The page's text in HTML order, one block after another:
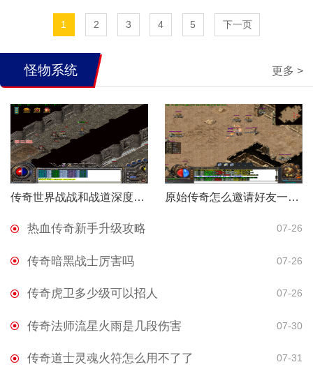
轻
1 2 3 4 5 下一页
怪物系统 更多 >
传奇世界战战和战道深度解析 原始传奇怎么邀请好友一起玩
热血传奇新手升级攻略 07-26
传奇暗黑战士厉害吗 07-26
传奇虎卫多少级可以招人 07-26
传奇法师流星火雨是几段伤害 07-30
传奇道士灵魂火符怎么用不了了 07-31